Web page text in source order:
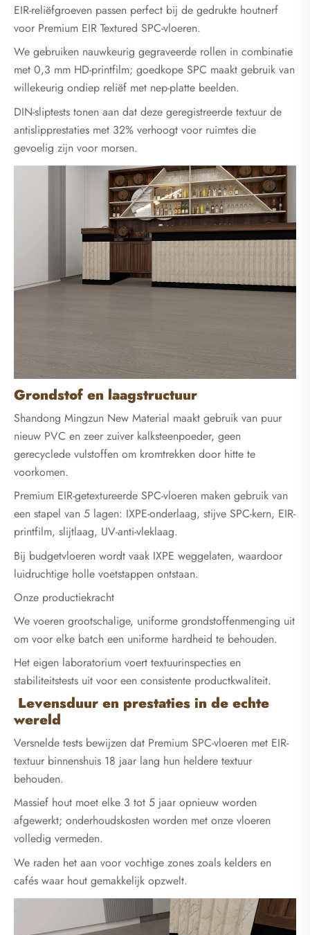
EIR-reliëfgroeven passen perfect bij de gedrukte houtnerf
voor Premium EIR Textured SPC-vloeren.
We gebruiken nauwkeurig gegraveerde rollen in combinatie
met 0,3 mm HD-printfilm; goedkope SPC maakt gebruik van
willekeurig ondiep reliëf met nep-platte beelden.
DIN-sliptests tonen aan dat deze geregistreerde textuur de
antislipprestaties met 32% verhoogt voor ruimtes die
gevoelig zijn voor morsen.
Grondstof en laagstructuur
Shandong Mingzun New Material maakt gebruik van puur
nieuw PVC en zeer zuiver kalksteenpoeder, geen
gerecyclede vulstoffen om kromtrekken door hitte te
voorkomen.
Premium EIR-getextureerde SPC-vloeren maken gebruik van
een stapel van 5 lagen: IXPE-onderlaag, stijve SPC-kern, EIR-
printfilm, slijtlaag, UV-anti-vleklaag.
Bij budgetvloeren wordt vaak IXPE weggelaten, waardoor
luidruchtige holle voetstappen ontstaan.
Onze productiekracht
We voeren grootschalige, uniforme grondstoffenmenging uit
om voor elke batch een uniforme hardheid te behouden.
Het eigen laboratorium voert textuurinspecties en
stabiliteitstests uit voor een consistente productkwaliteit.
Levensduur en prestaties in de echte
wereld
Versnelde tests bewijzen dat Premium SPC-vloeren met EIR-
textuur binnenshuis 18 jaar lang hun heldere textuur
behouden.
Massief hout moet elke 3 tot 5 jaar opnieuw worden
afgewerkt; onderhoudskosten worden met onze vloeren
volledig vermeden.
We raden het aan voor vochtige zones zoals kelders en
cafés waar hout gemakkelijk opzwelt.